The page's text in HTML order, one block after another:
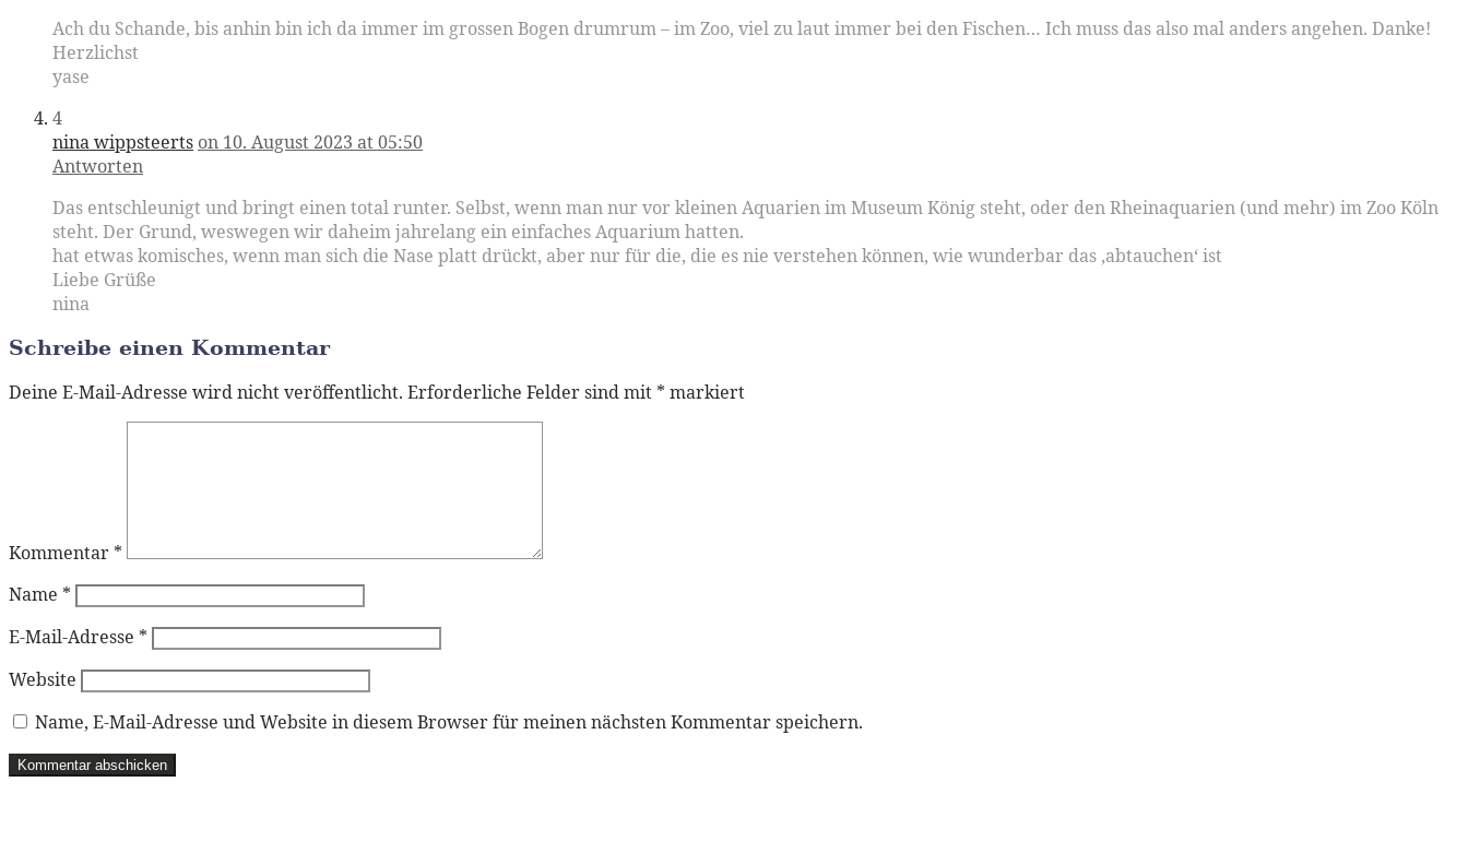
Ach du Schande, bis anhin bin ich da immer im grossen Bogen drumrum – im Zoo, viel zu laut immer bei den Fischen… Ich muss das also mal anders angehen. Danke!
Herzlichst
yase
4
nina wippsteerts on 10. August 2023 at 05:50
Antworten
Das entschleunigt und bringt einen total runter. Selbst, wenn man nur vor kleinen Aquarien im Museum König steht, oder den Rheinaquarien (und mehr) im Zoo Köln
steht. Der Grund, weswegen wir daheim jahrelang ein einfaches Aquarium hatten.
hat etwas komisches, wenn man sich die Nase platt drückt, aber nur für die, die es nie verstehen können, wie wunderbar das ‚abtauchen‘ ist
Liebe Grüße
nina
Schreibe einen Kommentar
Deine E-Mail-Adresse wird nicht veröffentlicht. Erforderliche Felder sind mit * markiert
Kommentar *
Name *
E-Mail-Adresse *
Website
Name, E-Mail-Adresse und Website in diesem Browser für meinen nächsten Kommentar speichern.